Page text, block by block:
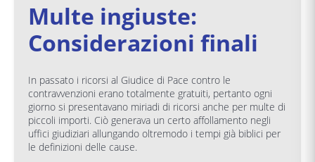
Multe ingiuste:
Considerazioni finali
In passato i ricorsi al Giudice di Pace contro le
contravvenzioni erano totalmente gratuiti, pertanto ogni
giorno si presentavano miriadi di ricorsi anche per multe di
piccoli importi. Ciò generava un certo affollamento negli
uffici giudiziari allungando oltremodo i tempi già biblici per
le definizioni delle cause.